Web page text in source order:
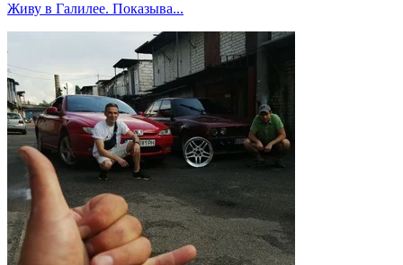
Живу в Галилее. Показыва...